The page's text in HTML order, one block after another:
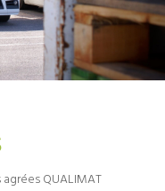
QUALIMAT